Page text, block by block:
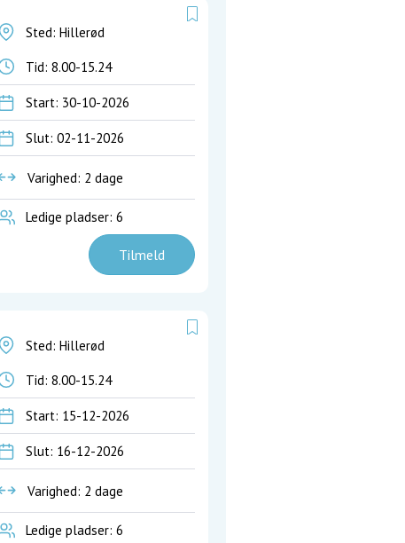
Sted: Hillerød
Tid: 8.00-15.24
Start: 30-10-2026
Slut: 02-11-2026
Varighed: 2 dage
Ledige pladser: 6
Tilmeld
Sted: Hillerød
Tid: 8.00-15.24
Start: 15-12-2026
Slut: 16-12-2026
Varighed: 2 dage
Ledige pladser: 6